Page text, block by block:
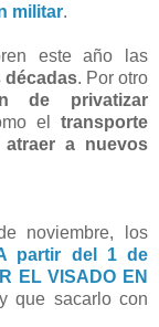
militar.
este año las
décadas. Por otro
de privatizar
eltransporte
atraer a nuevos
noviembre, los
partir del 1 de
EL VISADO EN
que sacarlo con